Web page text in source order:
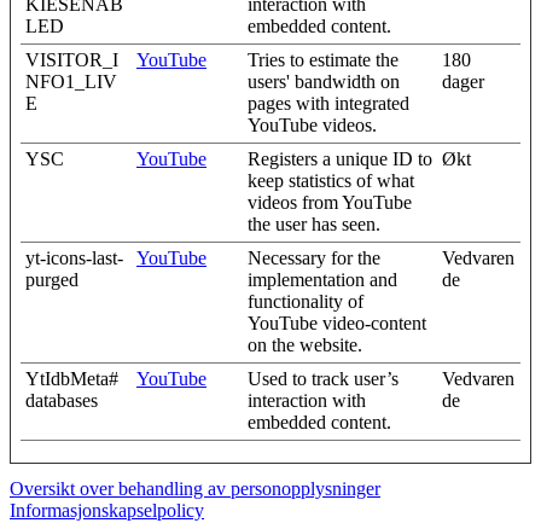
KIESENAB
LED
interaction with
embedded content.
VISITOR_I
NFO1_LIV
E
YouTube
Tries to estimate the
users' bandwidth on
pages with integrated
YouTube videos.
180
dager
YSC YouTube
Registers a unique ID to
keep statistics of what
videos from YouTube
the user has seen.
Økt
yt-icons-last-
purged
YouTube
Necessary for the
implementation and
functionality of
YouTube video-content
on the website.
Vedvaren
de
YtIdbMeta#
databases
YouTube
Used to track user’s
interaction with
embedded content.
Vedvaren
de
Oversikt over behandling av personopplysninger
Informasjonskapselpolicy